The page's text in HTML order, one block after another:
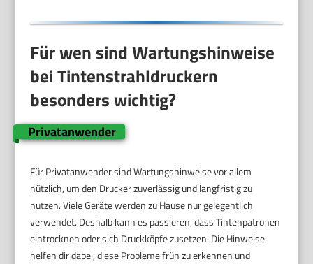
Für wen sind Wartungshinweise
bei Tintenstrahldruckern
besonders wichtig?
Privatanwender
Für Privatanwender sind Wartungshinweise vor allem
nützlich, um den Drucker zuverlässig und langfristig zu
nutzen. Viele Geräte werden zu Hause nur gelegentlich
verwendet. Deshalb kann es passieren, dass Tintenpatronen
eintrocknen oder sich Druckköpfe zusetzen. Die Hinweise
helfen dir dabei, diese Probleme früh zu erkennen und